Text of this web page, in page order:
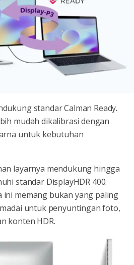
standar Calman Ready.
mudah dikalibrasi dengan
untuk kebutuhan
layarnya mendukung hingga
standar DisplayHDR 400.
ini memang bukan yang paling
untuk penyuntingan foto,
konten HDR.